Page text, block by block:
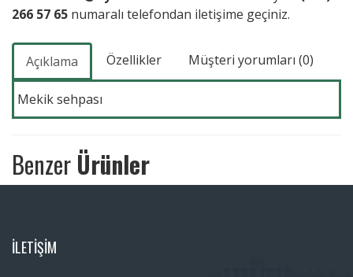
266 57 65 numaralı telefondan iletişime geçiniz.
Açıklama Özellikler Müşteri yorumları (0)
Mekik sehpası
Benzer Ürünler
İLETİŞİM